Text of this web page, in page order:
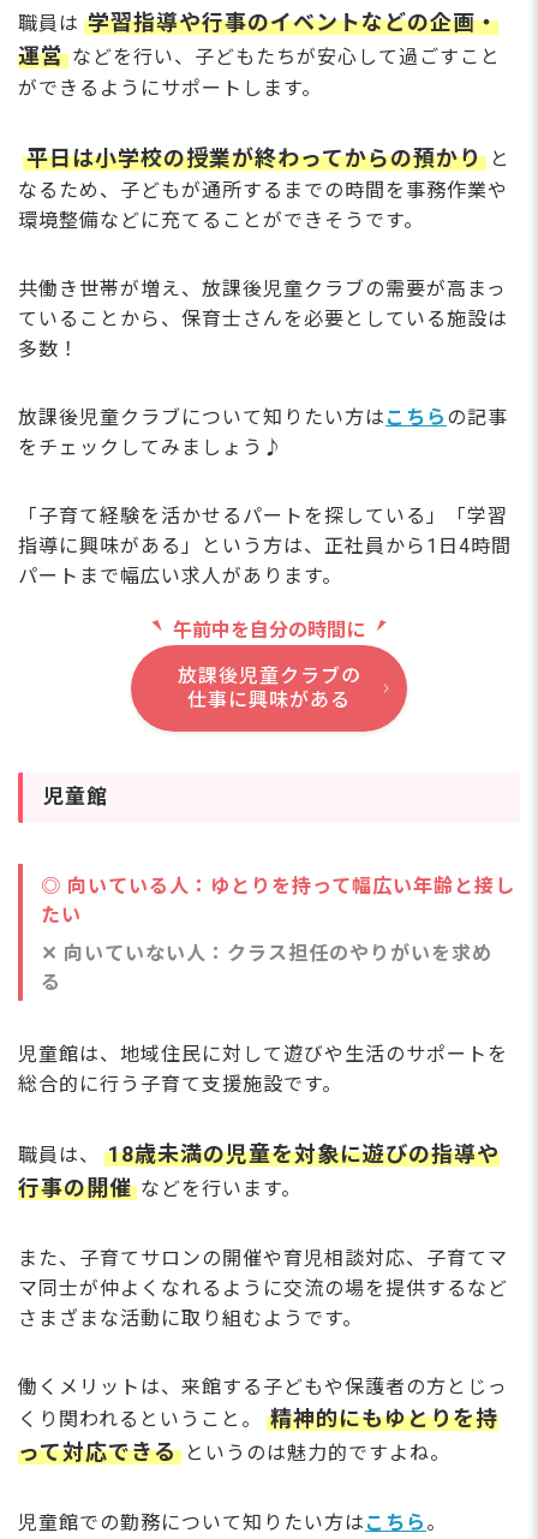
職員は 学習指導や行事のイベントなどの企画・
運営 などを行い、子どもたちが安心して過ごすこと
ができるようにサポートします。
平日は小学校の授業が終わってからの預かり と
なるため、子どもが通所するまでの時間を事務作業や
環境整備などに充てることができそうです。
共働き世帯が増え、放課後児童クラブの需要が高まっ
ていることから、保育士さんを必要としている施設は
多数！
放課後児童クラブについて知りたい方は こちら の記事
をチェックしてみましょう♪
「子育て経験を活かせるパートを探している」「学習
指導に興味がある」という方は、正社員から1日4時間
パートまで幅広い求人があります。
午前中を自分の時間に
放課後児童クラブの
仕事に興味がある
児童館
◎ 向いている人：ゆとりを持って幅広い年齢と接し
たい
✕ 向いていない人：クラス担任のやりがいを求め
る
児童館は、地域住民に対して遊びや生活のサポートを
総合的に行う子育て支援施設です。
職員は、
18歳未満の児童を対象に遊びの指導や
行事の開催 などを行います。
また、子育てサロンの開催や育児相談対応、子育てマ
マ同士が仲よくなれるように交流の場を提供するなど
さまざまな活動に取り組むようです。
働くメリットは、来館する子どもや保護者の方とじっ
くり関われるということ。
精神的にもゆとりを持
って対応できる というのは魅力的ですよね。
児童館での勤務について知りたい方は こちら 。